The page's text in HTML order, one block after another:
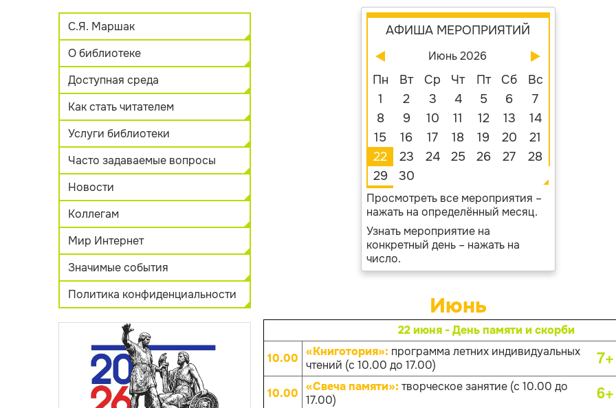
С.Я. Маршак
О библиотеке
Доступная среда
Как стать читателем
Услуги библиотеки
Часто задаваемые вопросы
Новости
Коллегам
Мир Интернет
Значимые события
Политика конфиденциальности
АФИША МЕРОПРИЯТИЙ
Июнь 2026
Пн Вт Ср Чт Пт Сб
Вс
1
2 3 4 5 6
7
8
9 10 11 12 13
14
15
16 17 18 19 20
21
22
23 24 25 26 27
28
29
30
Просмотреть все мероприятия –
нажать на определённый месяц.
Узнать мероприятие на
конкретный день – нажать на
число.
Июнь
22 июня - День памяти и скорби
10.00 «Книготория»: программа летних индивидуальных
чтений (с 10.00 до 17.00)
7+
10.00 «Свеча памяти»: творческое занятие (с 10.00 до
17.00)
6+